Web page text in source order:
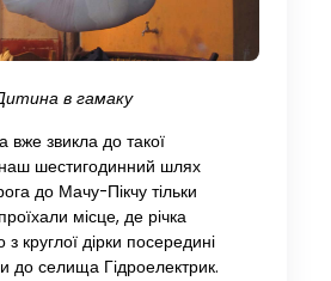
в гамаку
вже звикла до такої
шестигодинний шлях
до Мачу-Пікчу тільки
місце, де річка
круглої дірки посередині
до селища Гідроелектрик.